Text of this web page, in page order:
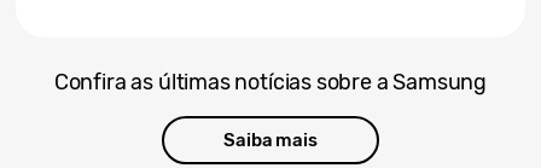
Confira as últimas notícias sobre a Samsung
Saiba mais